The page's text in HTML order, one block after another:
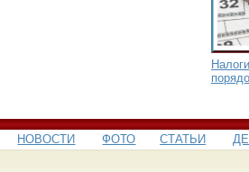
НОВОСТИ ФОТО СТАТЬИ